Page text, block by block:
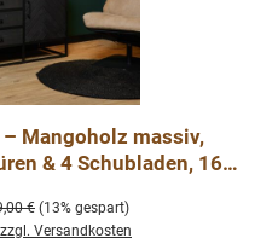
Mangoholz massiv,
& 4 Schubladen, 165
Preis:
€ (13% gespart)
Versandkosten